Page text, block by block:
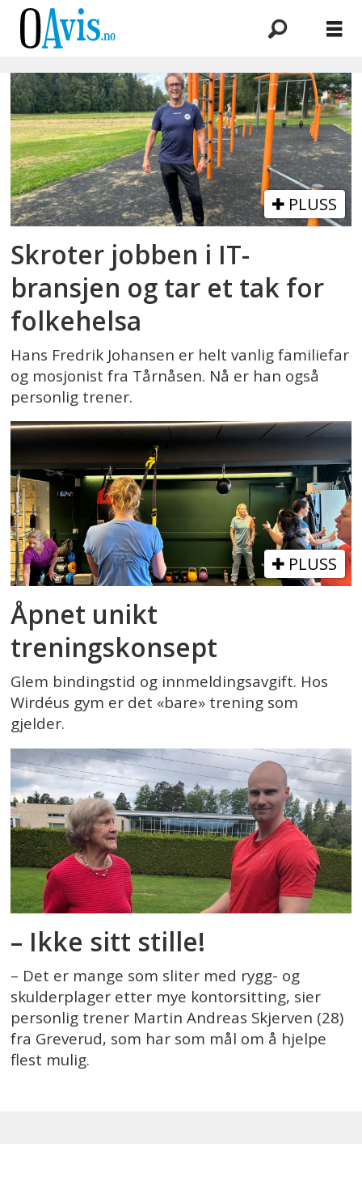
Emne:
personlig
trener
PLUSS
Skroter jobben i IT-
bransjen og tar et tak for
folkehelsa
Hans Fredrik Johansen er helt vanlig familiefar
og mosjonist fra Tårnåsen. Nå er han også
personlig trener.
PLUSS
Åpnet unikt
treningskonsept
Glem bindingstid og innmeldingsavgift. Hos
Wirdéus gym er det «bare» trening som
gjelder.
– Ikke sitt stille!
– Det er mange som sliter med rygg- og
skulderplager etter mye kontorsitting, sier
personlig trener Martin Andreas Skjerven (28)
fra Greverud, som har som mål om å hjelpe
flest mulig.